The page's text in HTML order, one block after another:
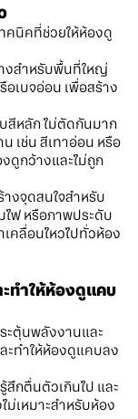
คนิคที่ช่วยให้ห้องดู
งสำหรับพื้นที่ใหญ่
อเบจอ่อน เพื่อสร้าง
สีหลัก ไม่ตัดกันมาก
เช่น สีเทาอ่อน หรือ
ดูกว้างและไม่ถูก
างจุดสนใจสำหรับ
ฟ หรือภาพประดับ
คลื่อนไหวไปทั่วห้อง
ทำให้ห้องดูแคบ
ะตุ้นพลังงานและ
ะทำให้ห้องดูแคบลง
กตื่นตัวเกินไป และ
เหมาะสำหรับห้อง